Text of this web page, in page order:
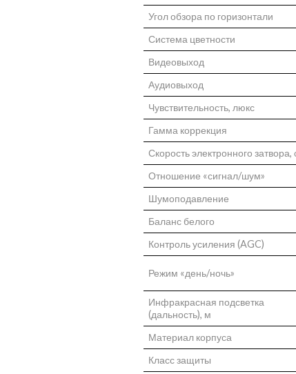
Угол обзора по горизонтали
Система цветности
Видеовыход
Аудиовыход
Чувствительность, люкс
Гамма коррекция
Скорость электронного затвора,
Отношение «сигнал/шум»
Шумоподавление
Баланс белого
Контроль усиления (AGC)
Режим «день/ночь»
Инфракрасная подсветка
(дальность), м
Материал корпуса
Класс защиты